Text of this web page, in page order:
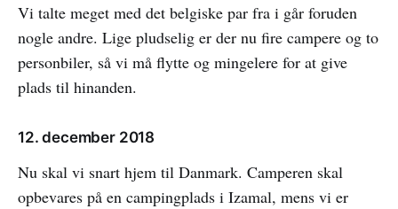
Vi talte meget med det belgiske par fra i går foruden
nogle andre. Lige pludselig er der nu fire campere og to
personbiler, så vi må flytte og mingelere for at give
plads til hinanden.
12. december 2018
Nu skal vi snart hjem til Danmark. Camperen skal
opbevares på en campingplads i Izamal, mens vi er